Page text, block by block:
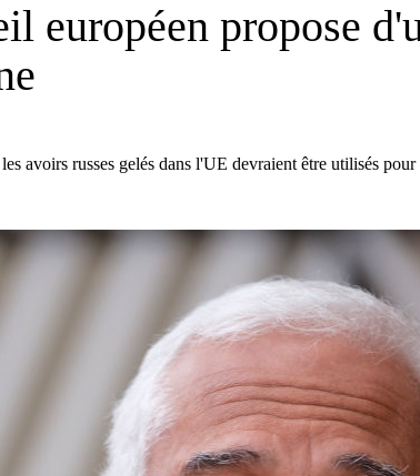
européen propose
avoirs russes gelés dans l'UE devraient être utilisés